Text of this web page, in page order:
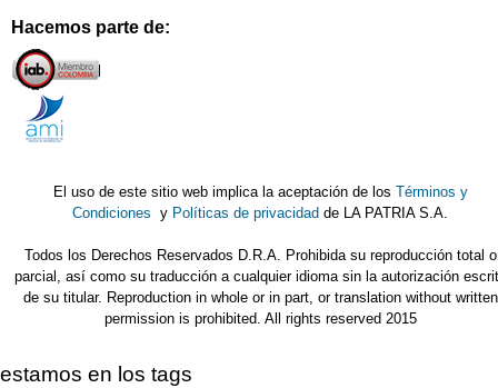
Hacemos parte de:
El uso de este sitio web implica la aceptación de los Términos y
Condiciones y Políticas de privacidad de LA PATRIA S.A.
Todos los Derechos Reservados D.R.A. Prohibida su reproducción total o
parcial, así como su traducción a cualquier idioma sin la autorización
de su titular. Reproduction in whole or in part, or translation without written
permission is prohibited. All rights reserved 2015
estamos en los tags